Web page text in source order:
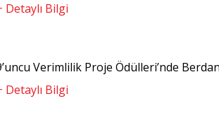
Detaylı Bilgi
Verimlilik Proje Ödülleri’nde
Detaylı Bilgi